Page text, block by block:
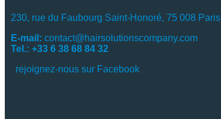
230, rue du Faubourg Saint-Honoré, 75 008 Paris
E-mail: contact@hairsolutionscompany.com
Tel.: +33 6 38 68 84 32
rejoignez-nous sur Facebook